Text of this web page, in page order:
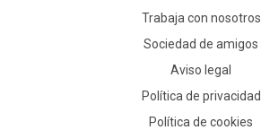
Trabaja con nosotros
Sociedad de amigos
Aviso legal
Política de privacidad
Política de cookies